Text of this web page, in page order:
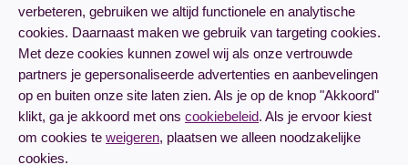
Hypotheek aanvragen
Lineaire hypotheek rente
Annuïteitenhypotheek rente
verbeteren, gebruiken we altijd functionele en analytische
cookies. Daarnaast maken we gebruik van targeting cookies.
Met deze cookies kunnen zowel wij als onze vertrouwde
partners je gepersonaliseerde advertenties en aanbevelingen
op en buiten onze site laten zien. Als je op de knop "Akkoord"
klikt, ga je akkoord met ons cookiebeleid. Als je ervoor kiest
om cookies te weigeren, plaatsen we alleen noodzakelijke
cookies.